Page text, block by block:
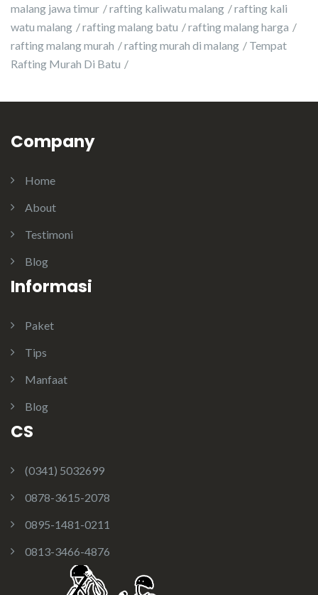
malang jawa timur
rafting kaliwatu malang
rafting kali
watu malang
rafting malang batu
rafting malang harga
rafting malang murah
rafting murah di malang
Tempat
Rafting Murah Di Batu
Company
Home
About
Testimoni
Blog
Informasi
Paket
Tips
Manfaat
Blog
CS
(0341) 5032699
0878-3615-2078
0895-1481-0211
0813-3466-4876